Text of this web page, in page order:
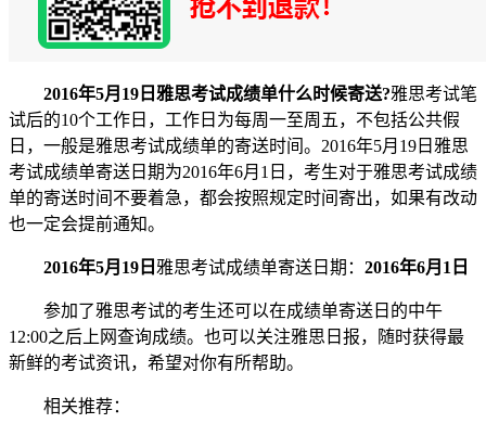
2016年5月19日雅思考试成绩单什么时候寄送?雅思考试笔
试后的10个工作日，工作日为每周一至周五，不包括公共假
日，一般是雅思考试成绩单的寄送时间。2016年5月19日雅思
考试成绩单寄送日期为2016年6月1日，考生对于雅思考试成绩
单的寄送时间不要着急，都会按照规定时间寄出，如果有改动
也一定会提前通知。
2016年5月19日 雅思考试成绩单寄送日期： 2016年6月1日
参加了雅思考试的考生还可以在成绩单寄送日的中午
12:00之后上网查询成绩。也可以关注雅思日报，随时获得最
新鲜的考试资讯，希望对你有所帮助。
相关推荐：